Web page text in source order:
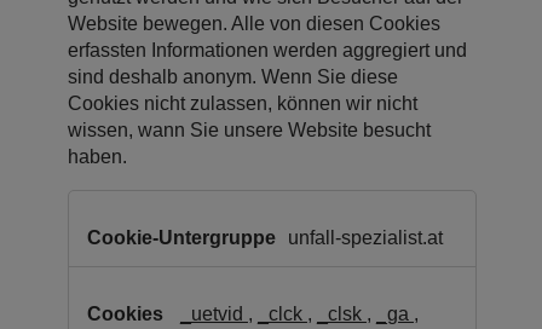
Website bewegen. Alle von diesen Cookies
erfassten Informationen werden aggregiert und
sind deshalb anonym. Wenn Sie diese
Cookies nicht zulassen, können wir nicht
wissen, wann Sie unsere Website besucht
haben.
Cookies
Anbieter)
unfall-spezialist.at
_uetvid , _clck , _clsk , _ga ,